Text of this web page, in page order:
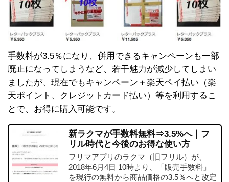
手数料が3.5％になり、併用できるキャンペーンも一部
廃止になってしまうなど、若干魅力が減少してしまい
ましたが、現在でもキャンペーン＋楽天ペイ払い（楽
天ポイント、クレジットカード払い）等を利用するこ
とで、お得に購入可能です。
新ラクマが手数料無料⇒3.5%へ｜フ
リル時代と今後のお得な使い方
フリマアプリのラクマ（旧フリル）が、
2018年6月4日 10時より、「販売手数料」
を現行の無料から商品価格の3.5％へと改定